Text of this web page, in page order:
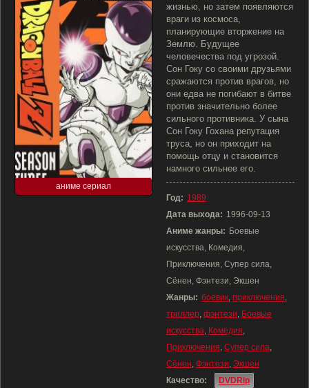
аниме сериал
жизнью, но затем появляются
враги из космоса,
планирующие вторжение на
Землю. Будущее
человечества под угрозой.
Сон Гоку со своими друзьями
сражаются против врагов, но
они едва не погибают в битве
против значительно более
сильного противника. У сына
Сон Гоку Гохана репутация
труса, но он приходит на
помощь отцу и становится
намного сильнее его.
Год: 1989
Дата выхода: 1996-09-13
Аниме жанры: Боевые
искусства, Комедия,
Приключения, Супер сила,
Сёнен, Фэнтези, Экшен
Жанры: боевик, приключения,
триллер, фэнтези, Боевые
искусства, Комедия,
Приключения, Супер сила,
Сёнен, Фэнтези, Экшен
Качество:
DVDRip